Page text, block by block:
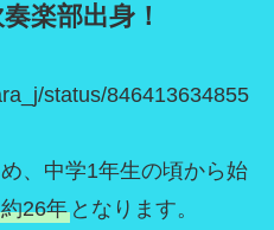
楽部出身！
status/846413634855
、中学1年生の頃から始
26年となります。